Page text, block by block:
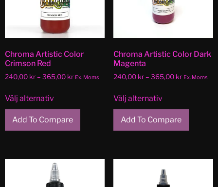
Chroma Artistic Color
Crimson Red
240,00 kr– 365,00 kr Ex. Moms
Välj alternativ
Add To Compare
Chroma Artistic Color Dark
Magenta
240,00 kr – 365,00 kr Ex. Moms
Välj alternativ
Add To Compare